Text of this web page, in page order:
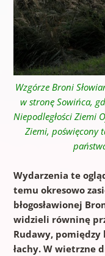
Wzgórze Broni
w stronę Sowińca,
Niepodległości Ziemi
Ziemi, poświęcony
Wydarzenia te
temu okresowo
błogosławionej
widzieli równinę
Rudawy, pomiędzy
łachy. W wietrzne